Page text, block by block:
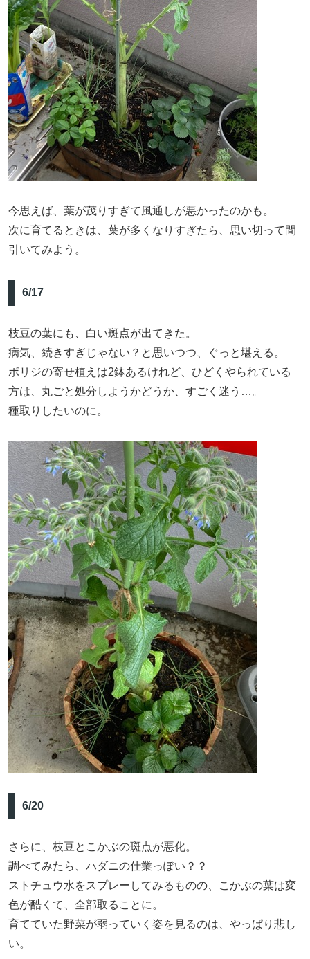
今思えば、葉が茂りすぎて風通しが悪かったのかも。
次に育てるときは、葉が多くなりすぎたら、思い切って間
引いてみよう。
6/17
枝豆の葉にも、白い斑点が出てきた。
病気、続きすぎじゃない？と思いつつ、ぐっと堪える。
ボリジの寄せ植えは2鉢あるけれど、ひどくやられている
方は、丸ごと処分しようかどうか、すごく迷う…。
種取りしたいのに。
6/20
さらに、枝豆とこかぶの斑点が悪化。
調べてみたら、ハダニの仕業っぽい？？
ストチュウ水をスプレーしてみるものの、こかぶの葉は変
色が酷くて、全部取ることに。
育てていた野菜が弱っていく姿を見るのは、やっぱり悲し
い。